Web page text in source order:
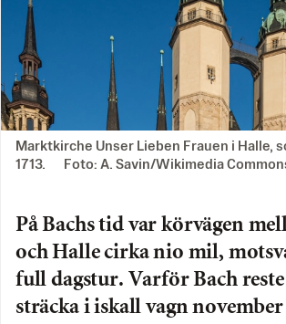
Marktkirche Unser Lieben Frauen i Halle,
1713. Foto: A. Savin/Wikimedia
På Bachs tid var körvägen
och Halle cirka nio mil,
full dagstur. Varför Bach
sträcka i iskall vagn